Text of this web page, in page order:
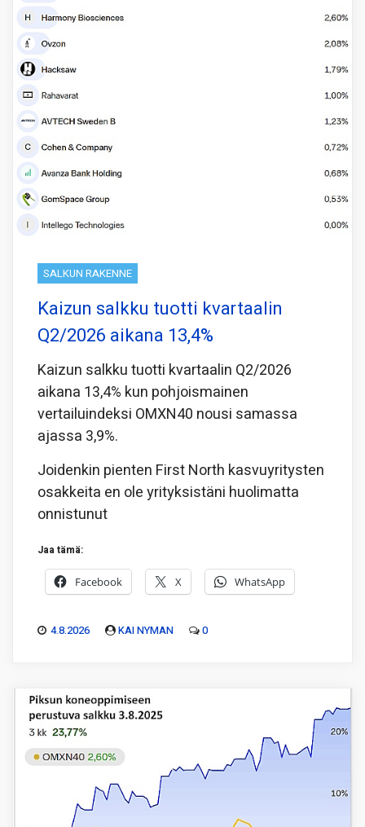
SALKUN RAKENNE
Kaizun salkku tuotti kvartaalin
Q2/2026 aikana 13,4%
Kaizun salkku tuotti kvartaalin Q2/2026
aikana 13,4% kun pohjoismainen
vertailuindeksi OMXN40 nousi samassa
ajassa 3,9%.
Joidenkin pienten First North kasvuyritysten
osakkeita en ole yrityksistäni huolimatta
onnistunut
Jaa tämä:
Facebook X WhatsApp
4.8.2026 KAI NYMAN 0